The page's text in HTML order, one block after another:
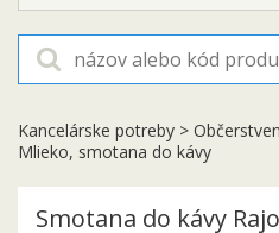
Kancelárske potreby >
Mlieko, smotana do kávy
Smotana do kávy